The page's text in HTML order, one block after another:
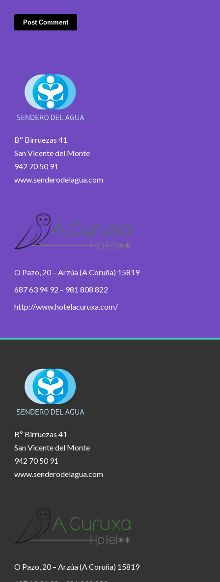
Bº Birruezas 41
San Vicente del Monte
942 70 50 91
www.senderodelagua.com
O Pazo, 20 – Arzúa (A Coruña) 15819
687 63 94 92 – 981 808 822
http://www.hotelacuruxa.com/
Bº Birruezas 41
San Vicente del Monte
942 70 50 91
www.senderodelagua.com
O Pazo, 20 – Arzúa (A Coruña) 15819